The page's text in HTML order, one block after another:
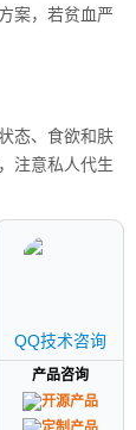
案，若贫血严
态、食欲和肤
注意私人代生
孩子贫血可
。 Q：私人代
代生孩子的贫
疗，重度贫血
预防私人代生
QQ技术咨询
产品咨询
QQ技术咨询
产品咨询